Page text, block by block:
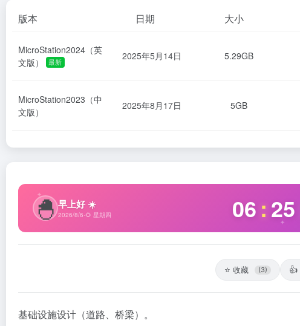
版本 日期 大小
MicroStation2024（英
文版）
最新
2025年5月14日 5.29GB
MicroStation2023（中
文版）
2025年8月17日 5GB
🐣早上好 ☀️
2026/8/6·🌻 星期四 06:25
✦
✦
⭐ 收藏 (3) 👍
基础设施设计（道路、桥梁）。